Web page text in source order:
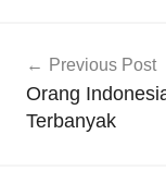
pos
Previous Post
Orang
Terbanyak